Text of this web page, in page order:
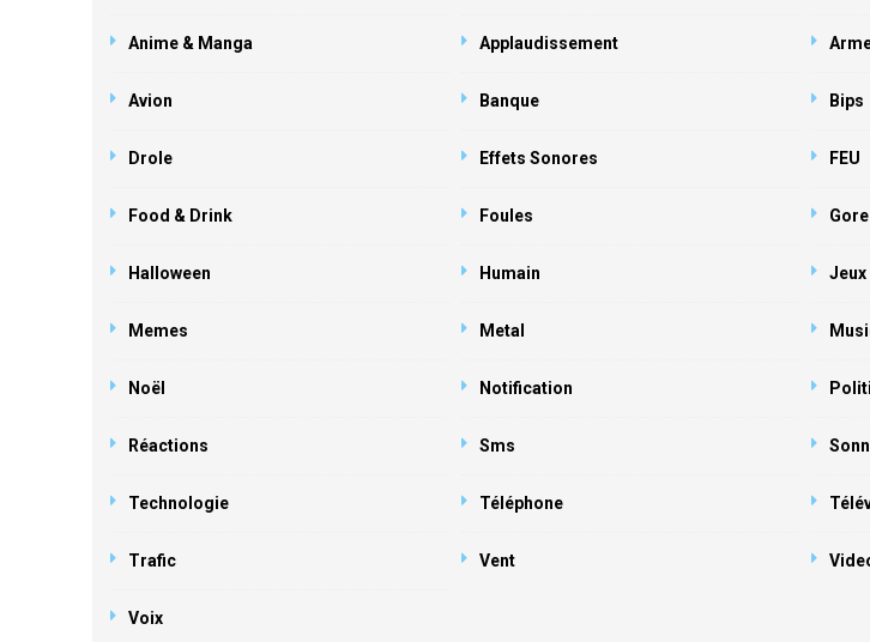
Anime & Manga Applaudissement
Avion Banque Bips
Drole Effets Sonores FEU
Food & Drink Foules Gore
Halloween Humain Jeux
Memes Metal
Noël Notification
Réactions Sms
Technologie Téléphone
Trafic Vent
Voix